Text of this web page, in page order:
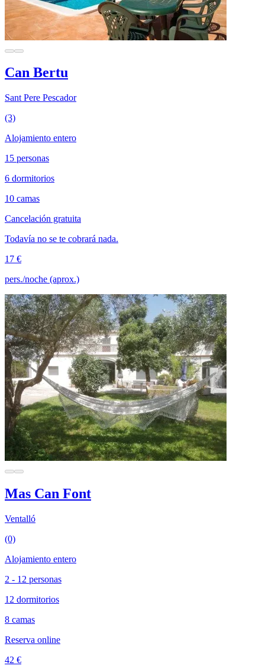
Can Bertu
Sant Pere Pescador
(3)
Alojamiento entero
15 personas
6 dormitorios
10 camas
Cancelación gratuita
Todavía no se te cobrará nada.
17 €
pers./noche (aprox.)
Mas Can Font
Ventalló
(0)
Alojamiento entero
2 - 12 personas
12 dormitorios
8 camas
Reserva online
42 €